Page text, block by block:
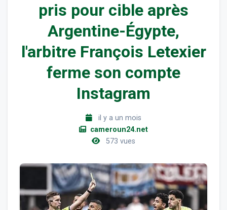
pris pour cible après
Argentine-Égypte,
l'arbitre François Letexier
ferme son compte
Instagram
il y a un mois
cameroun24.net
573 vues